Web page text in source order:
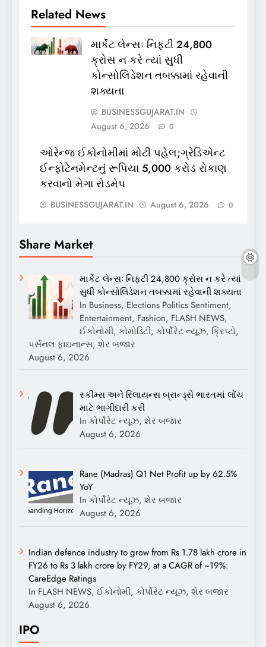
Related News
માર્કેટ લેન્સઃ નિફ્ટી 24,800
ક્રોસ ન કરે ત્યાં સુધી
કોન્સોલિડેશન તબક્કામાં રહેવાની
શક્યતા
BUSINESSGUJARAT.IN
August 6, 2026
0
ઓરેન્જ ઈકોનોમીમાં મોટી પહેલ;ગ્રેડિએન્ટ
ઈન્ફોટેનમેન્ટનું રૂપિયા 5,000 કરોડ રોકાણ
કરવાનો મેગા રોડમેપ
BUSINESSGUJARAT.IN August 6, 2026 0
Share Market
માર્કેટ લેન્સઃ નિફ્ટી 24,800 ક્રોસ ન કરે ત્યાં
સુધી કોન્સોલિડેશન તબક્કામાં રહેવાની શક્યતા
In Business, Elections Politics Sentiment,
Entertainment, Fashion, FLASH NEWS,
ઈકોનોમી, કોમોડિટી, કોર્પોરેટ ન્યૂઝ, ક્રિપ્ટો,
પર્સનલ ફાઇનાન્સ, શેર બજાર
August 6, 2026
સ્કીમ્સ અને રિલાયન્સ બ્રાન્ડ્સે ભારતમાં લોંચ
માટે ભાગીદારી કરી
In કોર્પોરેટ ન્યૂઝ, શેર બજાર
August 6, 2026
Rane (Madras) Q1 Net Profit up by 62.5%
YoY
In કોર્પોરેટ ન્યૂઝ, શેર બજાર
August 6, 2026
Indian defence industry to grow from Rs 1.78 lakh crore in
FY26 to Rs 3 lakh crore by FY29, at a CAGR of ~19%:
CareEdge Ratings
In FLASH NEWS, ઈકોનોમી, કોર્પોરેટ ન્યૂઝ, શેર બજાર
August 6, 2026
IPO